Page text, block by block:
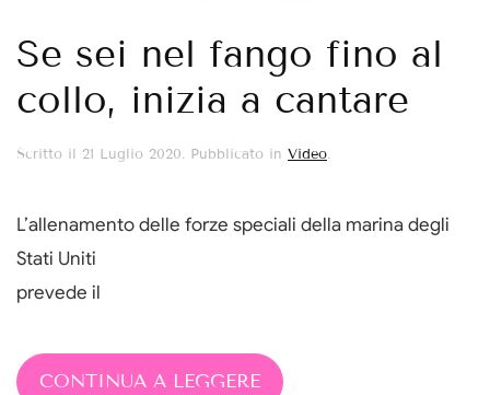
Se sei nel fango fino al
collo, inizia a cantare
Scritto il 21 Luglio 2020. Pubblicato in Video.
L’allenamento delle forze speciali della marina degli
Stati Uniti
prevede il
CONTINUA A LEGGERE